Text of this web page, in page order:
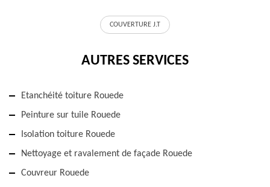
COUVERTURE J.T
AUTRES SERVICES
Etanchéité toiture Rouede
Peinture sur tuile Rouede
Isolation toiture Rouede
Nettoyage et ravalement de façade Rouede
Couvreur Rouede